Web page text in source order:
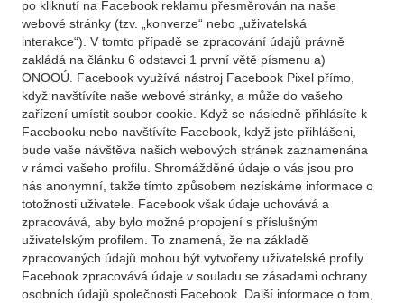
po kliknutí na Facebook reklamu přesměrován na naše
webové stránky (tzv. „konverze“ nebo „uživatelská
interakce“). V tomto případě se zpracování údajů právně
zakládá na článku 6 odstavci 1 první větě písmenu a)
ONOOÚ. Facebook využívá nástroj Facebook Pixel přímo,
když navštívíte naše webové stránky, a může do vašeho
zařízení umístit soubor cookie. Když se následně přihlásíte k
Facebooku nebo navštívíte Facebook, když jste přihlášeni,
bude vaše návštěva našich webových stránek zaznamenána
v rámci vašeho profilu. Shromážděné údaje o vás jsou pro
nás anonymní, takže tímto způsobem nezískáme informace o
totožnosti uživatele. Facebook však údaje uchovává a
zpracovává, aby bylo možné propojení s příslušným
uživatelským profilem. To znamená, že na základě
zpracovaných údajů mohou být vytvořeny uživatelské profily.
Facebook zpracovává údaje v souladu se zásadami ochrany
osobních údajů společnosti Facebook. Další informace o tom,